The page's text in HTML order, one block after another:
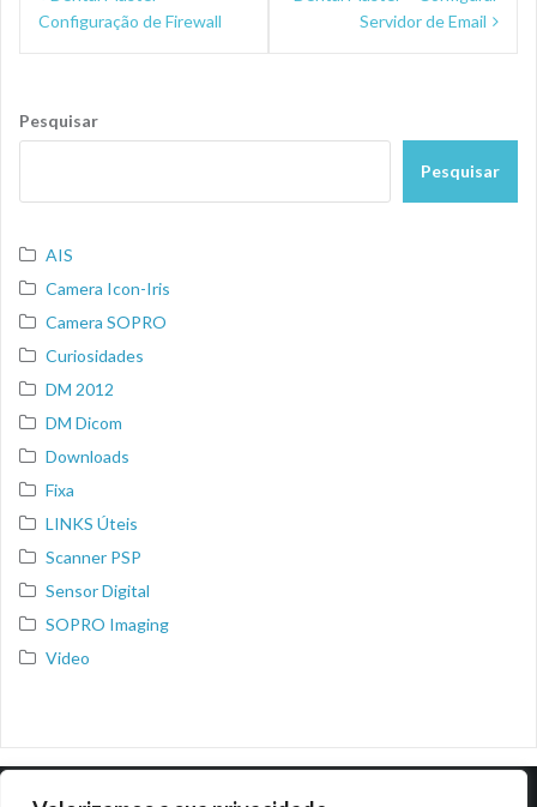
de
Configuração de Firewall
Servidor de Email
Pesquisar
Pesquisar
AIS
Camera Icon-Iris
Camera SOPRO
Curiosidades
DM 2012
DM Dicom
Downloads
Fixa
LINKS Úteis
Scanner PSP
Sensor Digital
SOPRO Imaging
Video